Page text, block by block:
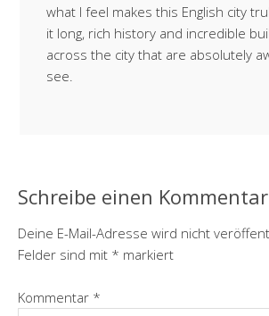
what I feel makes this English city
it long, rich history and incredible
across the city that are absolutely
see.
Schreibe einen Kommentar
Deine E-Mail-Adresse wird nicht
Felder sind mit * markiert
Kommentar *